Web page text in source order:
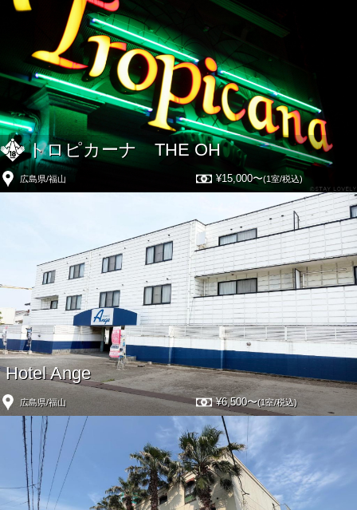
トロピカーナ THE OH
広島県/福山 ¥15,000〜(1室/税込)
Hotel Ange
広島県/福山 ¥6,500〜(1室/税込)